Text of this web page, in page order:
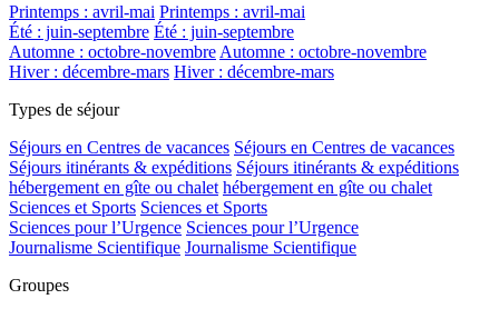
Printemps : avril-mai Printemps : avril-mai
Été : juin-septembre Été : juin-septembre
Automne : octobre-novembre Automne : octobre-novembre
Hiver : décembre-mars Hiver : décembre-mars
Types de séjour
Séjours en Centres de vacances Séjours en Centres de vacances
Séjours itinérants & expéditions Séjours itinérants & expéditions
hébergement en gîte ou chalet hébergement en gîte ou chalet
Sciences et Sports Sciences et Sports
Sciences pour l’Urgence Sciences pour l’Urgence
Journalisme Scientifique Journalisme Scientifique
Groupes